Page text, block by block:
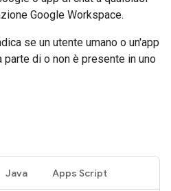
Google Workspace.
se un utente umano o un'app
parte di o non è presente in uno
Java Apps Script